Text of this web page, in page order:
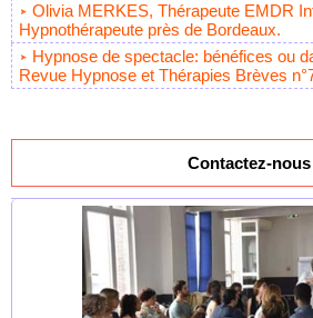
Olivia MERKES, Thérapeute EMDR
Hypnothérapeute près de Bordeaux.
Hypnose de spectacle: bénéfices ou
Revue Hypnose et Thérapies Brèves
Contactez-nous